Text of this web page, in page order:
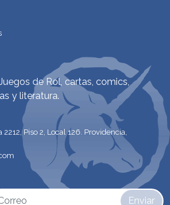
de Rol, cartas, comics,
y literatura.
Piso 2, Local 126. Providencia,
Enviar